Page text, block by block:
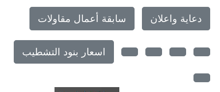
دعاية واعلان سابقة أعمال مقاولات
اسعار بنود التشطيب